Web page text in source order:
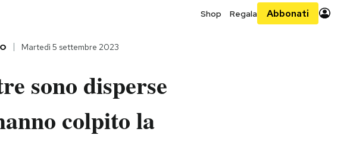
Shop Regala Abbonati
Martedì 5 settembre 2023
sono disperse
colpito la